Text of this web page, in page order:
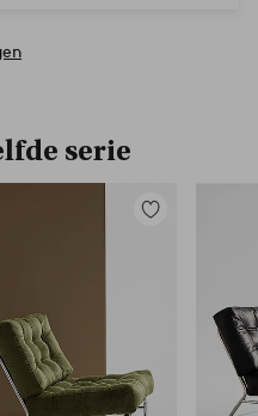
serie
Toevoegen